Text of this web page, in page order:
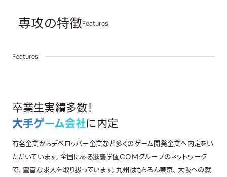
専攻の特徴Features
Features01
卒業生実績多数！
大手ゲーム会社に内定
有名企業からデベロッパー企業など多くのゲーム開発企業へ内定をい
ただいています。全国にある滋慶学園COMグループのネットワーク
で、豊富な求人を取り扱っています。九州はもちろん東京、大阪への就